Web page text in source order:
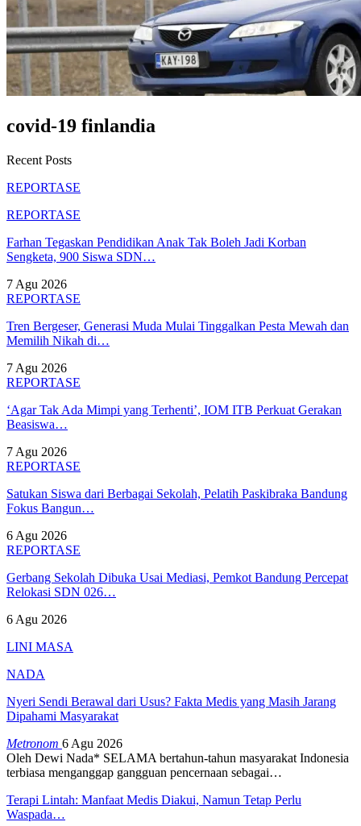
covid-19 finlandia
Recent Posts
REPORTASE
REPORTASE
Farhan Tegaskan Pendidikan Anak Tak Boleh Jadi Korban
Sengketa, 900 Siswa SDN…
7 Agu 2026
REPORTASE
Tren Bergeser, Generasi Muda Mulai Tinggalkan Pesta Mewah dan
Memilih Nikah di…
7 Agu 2026
REPORTASE
‘Agar Tak Ada Mimpi yang Terhenti’, IOM ITB Perkuat Gerakan
Beasiswa…
7 Agu 2026
REPORTASE
Satukan Siswa dari Berbagai Sekolah, Pelatih Paskibraka Bandung
Fokus Bangun…
6 Agu 2026
REPORTASE
Gerbang Sekolah Dibuka Usai Mediasi, Pemkot Bandung Percepat
Relokasi SDN 026…
6 Agu 2026
LINI MASA
NADA
Nyeri Sendi Berawal dari Usus? Fakta Medis yang Masih Jarang
Dipahami Masyarakat
Metronom 6 Agu 2026
Oleh Dewi Nada* SELAMA bertahun-tahun masyarakat Indonesia
terbiasa menganggap gangguan pencernaan sebagai…
Terapi Lintah: Manfaat Medis Diakui, Namun Tetap Perlu
Waspada…